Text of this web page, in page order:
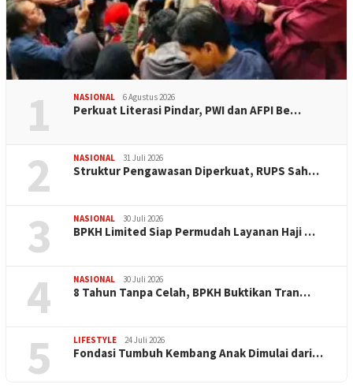
1 NASIONAL 6 Agustus 2026
Perkuat Literasi Pindar, PWI dan AFPI Be…
2 NASIONAL 31 Juli 2026
​Struktur Pengawasan Diperkuat, RUPS Sah…
3 NASIONAL 30 Juli 2026
BPKH Limited Siap Permudah Layanan Haji …
4 NASIONAL 30 Juli 2026
​8 Tahun Tanpa Celah, BPKH Buktikan Tran…
5 LIFESTYLE 24 Juli 2026
Fondasi Tumbuh Kembang Anak Dimulai dari…